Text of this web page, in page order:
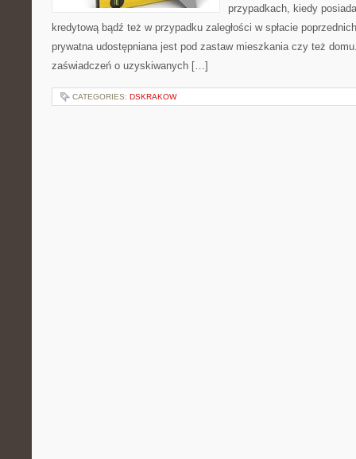
przypadkach, kiedy
kredytową bądź też w przypadku zaległości w spłacie
prywatna udostępniana jest pod zastaw mieszkania czy też
zaświadczeń o uzyskiwanych […]
CATEGORIES: DSKRAKOW